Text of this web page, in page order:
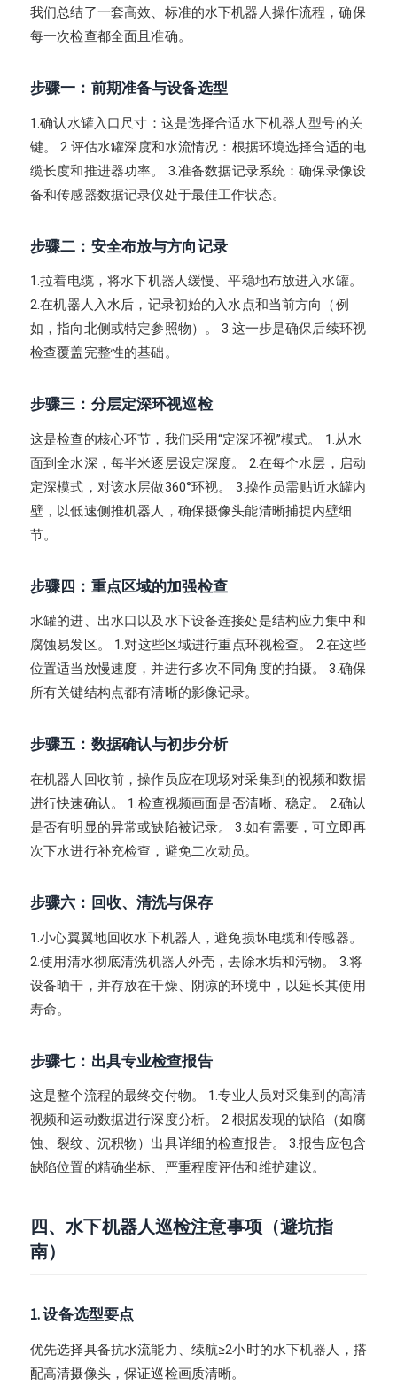
我们总结了一套高效、标准的水下机器人操作流程，确保
每一次检查都全面且准确。
步骤一：前期准备与设备选型
1.确认水罐入口尺寸：这是选择合适水下机器人型号的关
键。 2.评估水罐深度和水流情况：根据环境选择合适的电
缆长度和推进器功率。 3.准备数据记录系统：确保录像设
备和传感器数据记录仪处于最佳工作状态。
步骤二：安全布放与方向记录
1.拉着电缆，将水下机器人缓慢、平稳地布放进入水罐。
2.在机器人入水后，记录初始的入水点和当前方向（例
如，指向北侧或特定参照物）。 3.这一步是确保后续环视
检查覆盖完整性的基础。
步骤三：分层定深环视巡检
这是检查的核心环节，我们采用“定深环视”模式。 1.从水
面到全水深，每半米逐层设定深度。 2.在每个水层，启动
定深模式，对该水层做360°环视。 3.操作员需贴近水罐内
壁，以低速侧推机器人，确保摄像头能清晰捕捉内壁细
节。
步骤四：重点区域的加强检查
水罐的进、出水口以及水下设备连接处是结构应力集中和
腐蚀易发区。 1.对这些区域进行重点环视检查。 2.在这些
位置适当放慢速度，并进行多次不同角度的拍摄。 3.确保
所有关键结构点都有清晰的影像记录。
步骤五：数据确认与初步分析
在机器人回收前，操作员应在现场对采集到的视频和数据
进行快速确认。 1.检查视频画面是否清晰、稳定。 2.确认
是否有明显的异常或缺陷被记录。 3.如有需要，可立即再
次下水进行补充检查，避免二次动员。
步骤六：回收、清洗与保存
1.小心翼翼地回收水下机器人，避免损坏电缆和传感器。
2.使用清水彻底清洗机器人外壳，去除水垢和污物。 3.将
设备晒干，并存放在干燥、阴凉的环境中，以延长其使用
寿命。
步骤七：出具专业检查报告
这是整个流程的最终交付物。 1.专业人员对采集到的高清
视频和运动数据进行深度分析。 2.根据发现的缺陷（如腐
蚀、裂纹、沉积物）出具详细的检查报告。 3.报告应包含
缺陷位置的精确坐标、严重程度评估和维护建议。
四、水下机器人巡检注意事项（避坑指
南）
1. 设备选型要点
优先选择具备抗水流能力、续航≥2小时的水下机器人，搭
配高清摄像头，保证巡检画质清晰。